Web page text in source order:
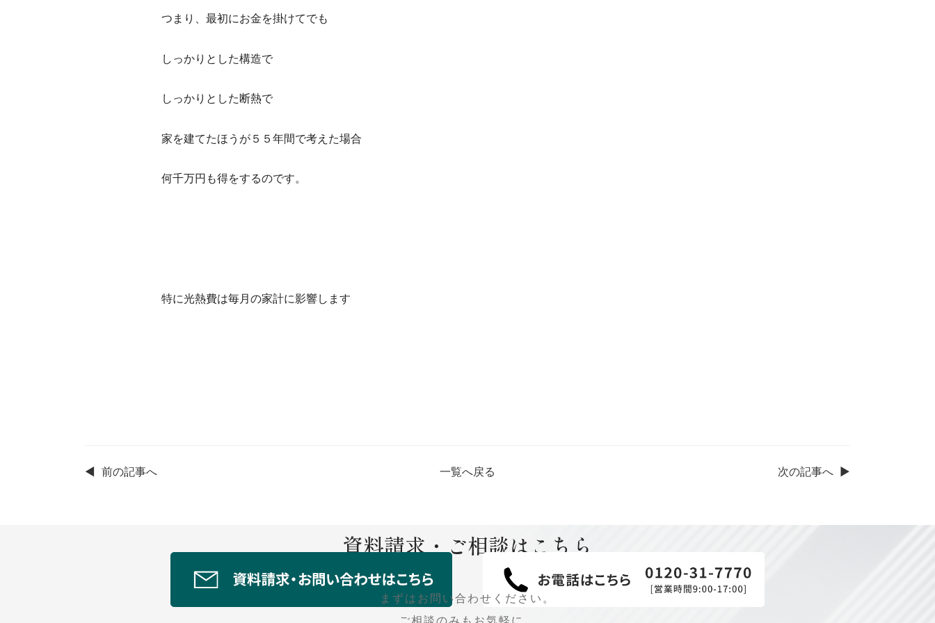
つまり、最初にお金を掛けてでも
しっかりとした構造で
しっかりとした断熱で
家を建てたほうが５５年間で考えた場合
何千万円も得をするのです。
特に光熱費は毎月の家計に影響します
◀ 前の記事へ 一覧へ戻る 次の記事へ ▶
資料請求・ご相談はこちら
まずはお問い合わせください。